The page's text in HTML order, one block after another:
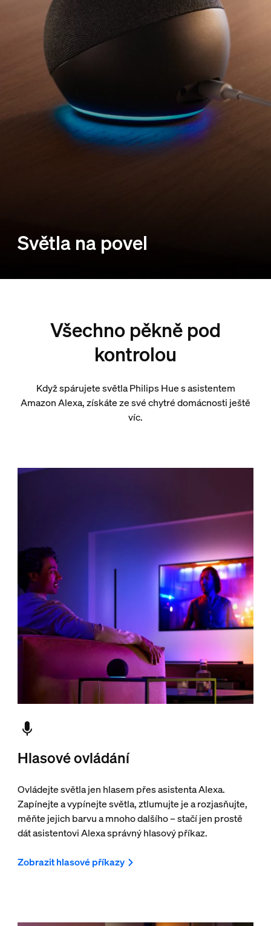
Světla na povel
Všechno pěkně pod
kontrolou
Když spárujete světla Philips Hue s asistentem
Amazon Alexa, získáte ze své chytré domácnosti ještě
víc.
Hlasové ovládání
Ovládejte světla jen hlasem přes asistenta Alexa.
Zapínejte a vypínejte světla, ztlumujte je a rozjasňujte,
měňte jejich barvu a mnoho dalšího – stačí jen prostě
dát asistentovi Alexa správný hlasový příkaz.
Zobrazit hlasové příkazy